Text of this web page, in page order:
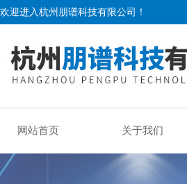
欢迎进入杭州朋谱科技有限公司！
网站首页 关于我们